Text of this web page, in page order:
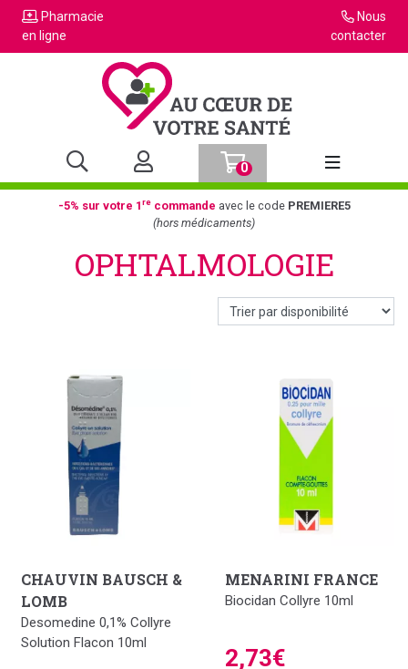
Pharmacie
en ligne
Nous
contacter
0
Afficher la
-5% sur votre 1recommande avec le code PREMIERE5
(hors médicaments)
OPHTALMOLOGIE
CHAUVIN BAUSCH &
LOMB
Desomedine 0,1% Collyre
Solution Flacon 10ml
MENARINI FRANCE
Biocidan Collyre 10ml
2,73€